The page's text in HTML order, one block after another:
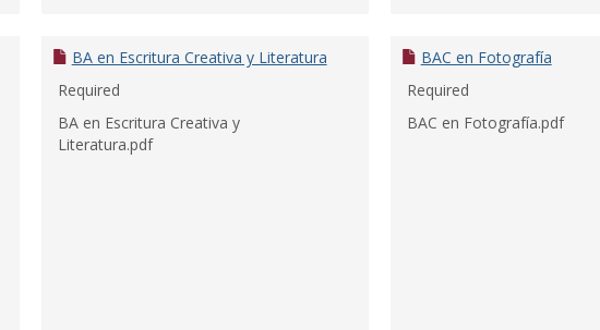
BA en Escritura Creativa y Literatura
Required
BA en Escritura Creativa y
Literatura.pdf
BAC en Fotografía
Required
BAC en Fotografía.pdf